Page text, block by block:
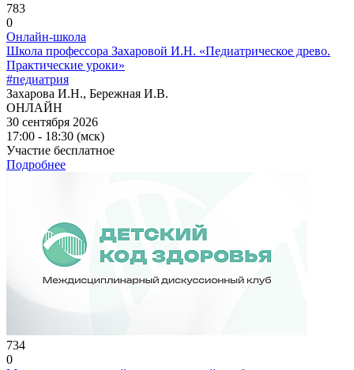
783
0
Онлайн-школа
Школа профессора Захаровой И.Н. «Педиатрическое древо.
Практические уроки»
#педиатрия
Захарова И.Н., Бережная И.В.
ОНЛАЙН
30 сентября 2026
17:00 - 18:30 (мск)
Участие бесплатное
Подробнее
734
0